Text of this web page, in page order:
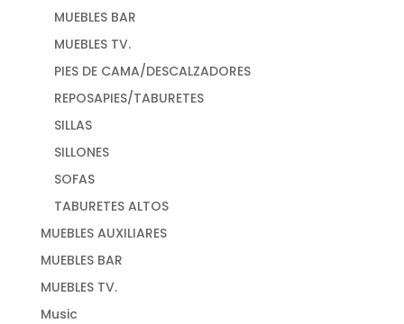
MUEBLES BAR
MUEBLES TV.
PIES DE CAMA/DESCALZADORES
REPOSAPIES/TABURETES
SILLAS
SILLONES
SOFAS
TABURETES ALTOS
MUEBLES AUXILIARES
MUEBLES BAR
MUEBLES TV.
Music